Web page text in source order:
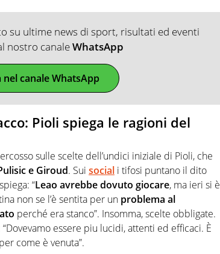
su ultime news di sport, risultati ed eventi
nostro canaleWhatsApp
nel canale WhatsApp
Pioli spiega le ragioni del
sulle scelte dell’undici iniziale di Pioli, che
e Giroud. Sui social i tifosi puntano il dito
“Leao avrebbe dovuto giocare, ma ieri si è
non se l’è sentita per un problema al
perché era stanco”. Insomma, scelte obbligate.
essere piu lucidi, attenti ed efficaci. È
come è venuta”.